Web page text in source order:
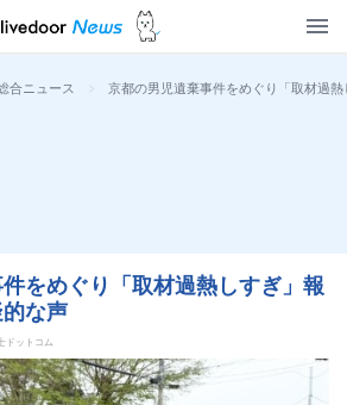
合ニュース > 京都の男児遺棄事件をめぐり「取材過
をめぐり「取材過熱しすぎ」報
な声
ドットコム